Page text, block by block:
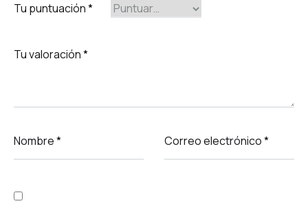
Tu puntuación*
Tu valoración*
Nombre* Correo electrónico*